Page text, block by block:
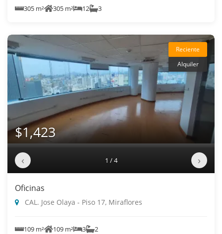
305 m² 305 m² 12 3
Reciente
Alquiler
$1,423
‹ 1 / 4 ›
Oficinas
CAL. Jose Olaya - Piso 17, Miraflores
109 m² 109 m² 3 2